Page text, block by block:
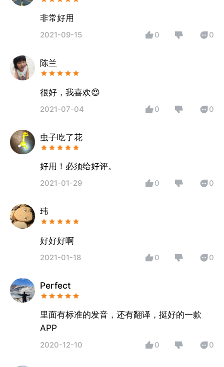
非常好用
2021-09-15 0 0
陈兰
很好，我喜欢😍
2021-07-04 0 0
虫子吃了花
好用！必须给好评。
2021-01-29 0 0
玮
好好好啊
2021-01-18 0 0
Perfect
里面有标准的发音，还有翻译，挺好的一款
APP
2020-12-10 0 0